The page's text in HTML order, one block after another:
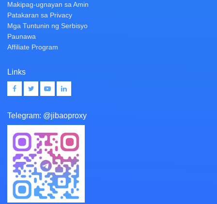
Makipag-ugnayan sa Amin
Patakaran sa Privacy
Mga Tuntunin ng Serbisyo
Paunawa
Affiliate Program
Links
Telegram: @jibaoproxy